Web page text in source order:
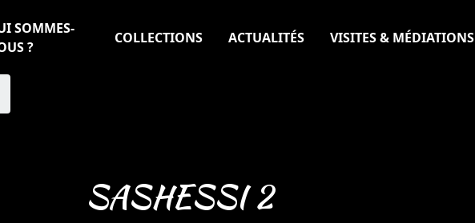
SOMMES-
?
COLLECTIONS ACTUALITÉS VISITES & MÉDIATIONS
SASHESSI 2